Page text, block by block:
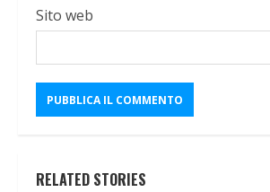
Sito web
RELATED STORIES